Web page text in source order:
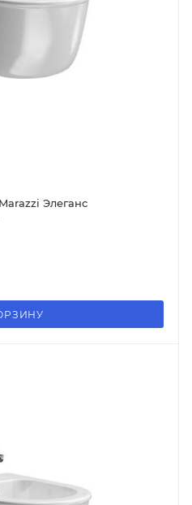
Элеганс